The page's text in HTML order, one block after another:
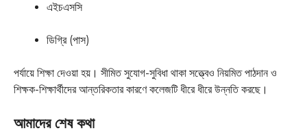
এইচএসসি
ডিগ্রি (পাস)
পর্যায়ে শিক্ষা দেওয়া হয়। সীমিত সুযোগ-সুবিধা থাকা সত্ত্বেও নিয়মিত পাঠদান ও
শিক্ষক-শিক্ষার্থীদের আন্তরিকতার কারণে কলেজটি ধীরে ধীরে উন্নতি করছে।
আমাদের শেষ কথা